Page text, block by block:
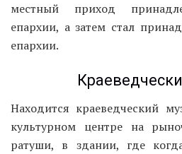
местный приход
епархии, а затем стал
епархии.
Находится краеведческий
культурном центре на
ратуши, в здании, где